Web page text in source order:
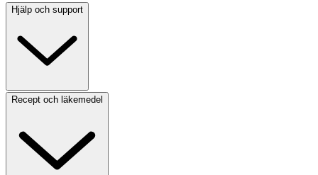
Hjälp och support
Recept och läkemedel